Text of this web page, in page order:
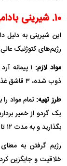
۱۰. شیرینی بادامی رژیمی (کتوژنیک)
این شیرینی به دلیل
رژیم‌های کتوژنیک
مواد لازم:
ذوب شده، ۳ قاشق غذاخوری ارده یا عسل.
طرز تهیه: تمام مواد
یک گردو از خمیر
بگذارید و به مدت ۱۲ تا ۱۵ دقیقه در فر ۱۸۰ درجه سانتی‌گراد بپزید.
رژیم گرفتن به
خلاقیت و جایگزین